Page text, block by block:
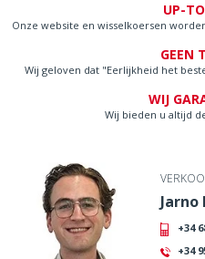
UP-
Onze website en wisselkoersen
GEEN
Wij geloven dat "Eerlijkheid het
WIJ
Wij bieden u altijd
+34
+34